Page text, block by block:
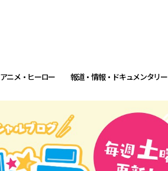
アニメ・ヒーロー 報道・情報・ドキュメンタリー